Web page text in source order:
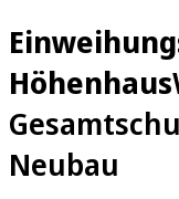
Höhenhaus
Neubau